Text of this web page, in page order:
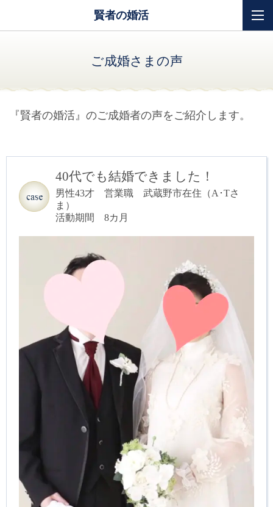
賢者の婚活
ご成婚さまの声
『賢者の婚活』のご成婚者の声をご紹介します。
40代でも結婚できました！
男性43才 営業職 武蔵野市在住（A･Tさ
ま）
活動期間 8カ月